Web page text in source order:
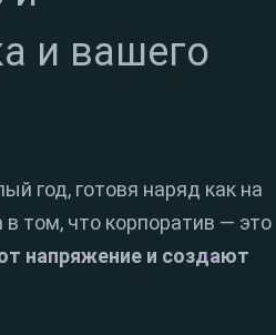
и вашего
год, готовя наряд как на
том, что корпоратив — это
напряжение и создают